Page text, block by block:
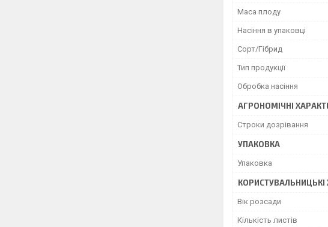
Маса плоду
Насіння в упаковці
Сорт/Гібрид
Тип продукції
Обробка насіння
АГРОНОМІЧНІ
Строки дозрівання
УПАКОВКА
Упаковка
КОРИСТУВАЛЬНИЦЬКІ
Вік розсади
Кількість листів